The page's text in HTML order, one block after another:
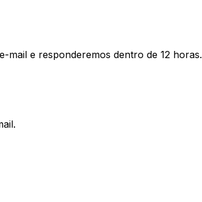
mail e responderemos dentro de 12 horas.